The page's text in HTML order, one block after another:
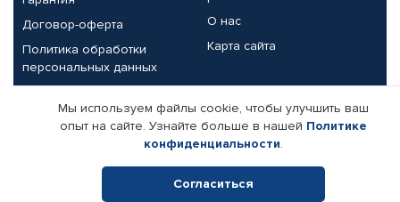
Договор-оферта
Политика обработки
персональных данных
О нас
Карта сайта
Партнерам
Корпоративным клиентам
Поставщикам
Реквизиты компании
Мы используем файлы cookie, чтобы улучшить ваш
опыт на сайте. Узнайте больше в нашей Политике
конфиденциальности.
Согласиться